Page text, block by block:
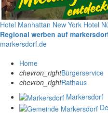
Hotel Manhattan New York Hotel
Regional werben auf
markersdorf.de
Home
chevron_rightBürgerservice
chevron_rightRathaus
Markersdorf